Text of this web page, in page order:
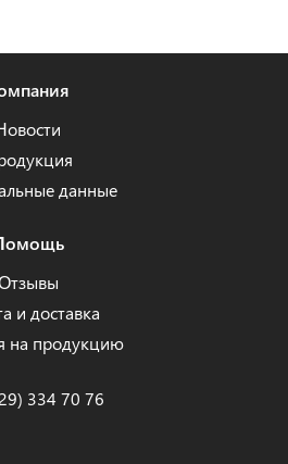
данные
и доставка
на продукцию
334 70 76